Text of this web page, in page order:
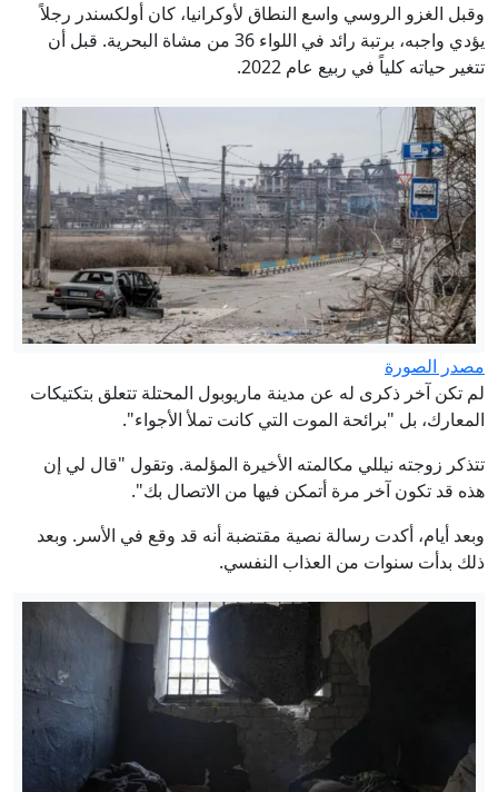
وقبل الغزو الروسي واسع النطاق لأوكرانيا، كان أولكسندر رجلاً
يؤدي واجبه، برتبة رائد في اللواء 36 من مشاة البحرية. قبل أن
تتغير حياته كلياً في ربيع عام 2022.
مصدر الصورة
لم تكن آخر ذكرى له عن مدينة ماريوبول المحتلة تتعلق بتكتيكات
المعارك، بل "برائحة الموت التي كانت تملأ الأجواء".
تتذكر زوجته نيللي مكالمته الأخيرة المؤلمة. وتقول "قال لي إن
هذه قد تكون آخر مرة أتمكن فيها من الاتصال بك".
وبعد أيام، أكدت رسالة نصية مقتضبة أنه قد وقع في الأسر. وبعد
ذلك بدأت سنوات من العذاب النفسي.